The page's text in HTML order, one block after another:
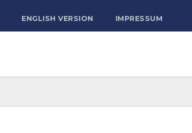
ENGLISH VERSION IMPRESSUM